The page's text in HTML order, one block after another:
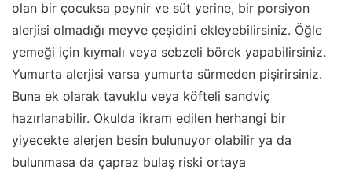
olan bir çocuksa peynir ve süt yerine, bir porsiyon
alerjisi olmadığı meyve çeşidini ekleyebilirsiniz. Öğle
yemeği için kıymalı veya sebzeli börek yapabilirsiniz.
Yumurta alerjisi varsa yumurta sürmeden pişirirsiniz.
Buna ek olarak tavuklu veya köfteli sandviç
hazırlanabilir. Okulda ikram edilen herhangi bir
yiyecekte alerjen besin bulunuyor olabilir ya da
bulunmasa da çapraz bulaş riski ortaya